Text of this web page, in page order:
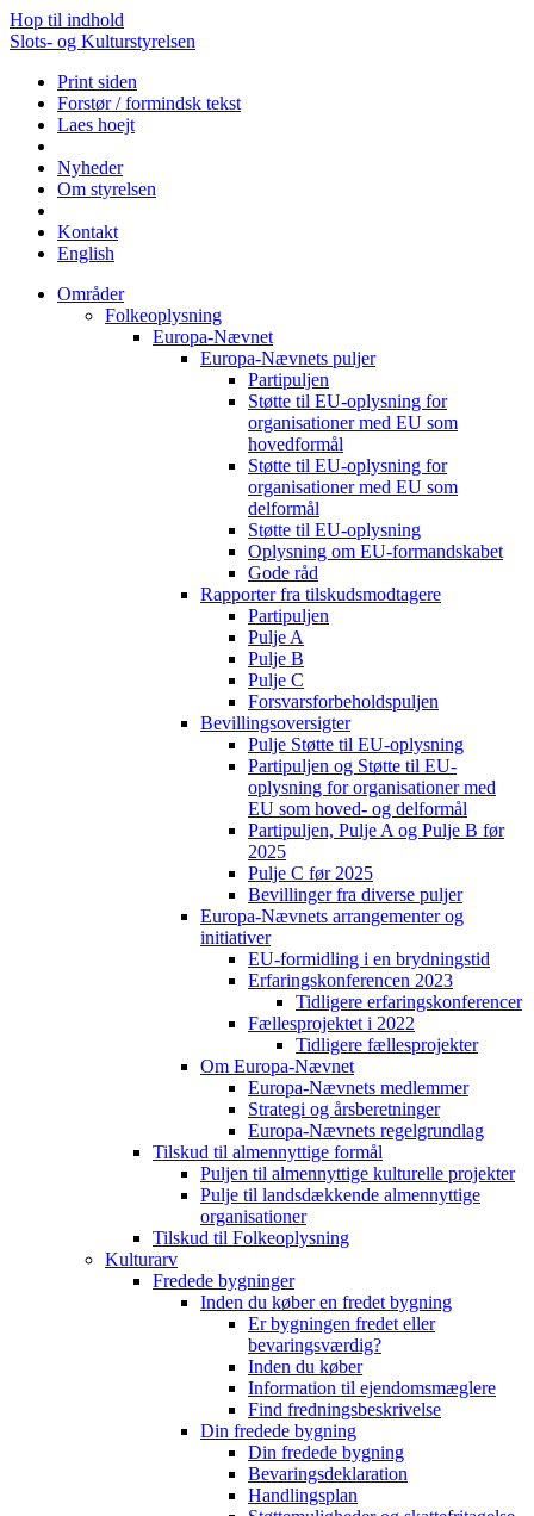
Hop til indhold
Slots- og Kulturstyrelsen
Print siden
Forstør / formindsk tekst
Laes hoejt
Nyheder
Om styrelsen
Kontakt
English
Områder
Folkeoplysning
Europa-Nævnet
Europa-Nævnets puljer
Partipuljen
Støtte til EU-oplysning for
organisationer med EU som
hovedformål
Støtte til EU-oplysning for
organisationer med EU som
delformål
Støtte til EU-oplysning
Oplysning om EU-formandskabet
Gode råd
Rapporter fra tilskudsmodtagere
Partipuljen
Pulje A
Pulje B
Pulje C
Forsvarsforbeholdspuljen
Bevillingsoversigter
Pulje Støtte til EU-oplysning
Partipuljen og Støtte til EU-
oplysning for organisationer med
EU som hoved- og delformål
Partipuljen, Pulje A og Pulje B før
2025
Pulje C før 2025
Bevillinger fra diverse puljer
Europa-Nævnets arrangementer og
initiativer
EU-formidling i en brydningstid
Erfaringskonferencen 2023
Tidligere erfaringskonferencer
Fællesprojektet i 2022
Tidligere fællesprojekter
Om Europa-Nævnet
Europa-Nævnets medlemmer
Strategi og årsberetninger
Europa-Nævnets regelgrundlag
Tilskud til almennyttige formål
Puljen til almennyttige kulturelle projekter
Pulje til landsdækkende almennyttige
organisationer
Tilskud til Folkeoplysning
Kulturarv
Fredede bygninger
Inden du køber en fredet bygning
Er bygningen fredet eller
bevaringsværdig?
Inden du køber
Information til ejendomsmæglere
Find fredningsbeskrivelse
Din fredede bygning
Din fredede bygning
Bevaringsdeklaration
Handlingsplan